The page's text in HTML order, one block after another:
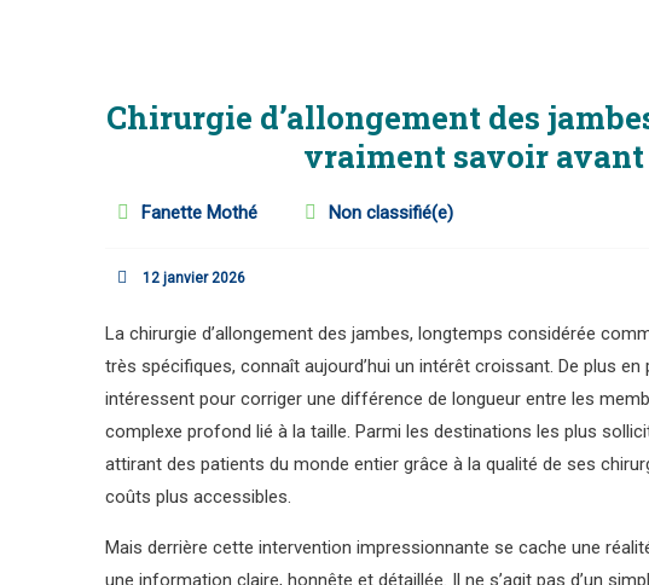
Chirurgie d’allongement des
vraiment savoir avant
Fanette Mothé Non classifié(e)
12 janvier 2026
La chirurgie d’allongement des jambes, longtemps considérée
très spécifiques, connaît aujourd’hui un intérêt croissant. De plus
intéressent pour corriger une différence de longueur entre les
complexe profond lié à la taille. Parmi les destinations les plus
attirant des patients du monde entier grâce à la qualité de ses
coûts plus accessibles.
Mais derrière cette intervention impressionnante se cache une
une information claire, honnête et détaillée. Il ne s’agit pas d’un